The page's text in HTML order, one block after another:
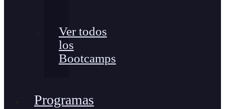
Ver todos
los
Bootcamps
Programas